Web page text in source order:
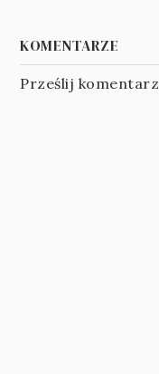
KOMENTARZE
Prześlij komentarz